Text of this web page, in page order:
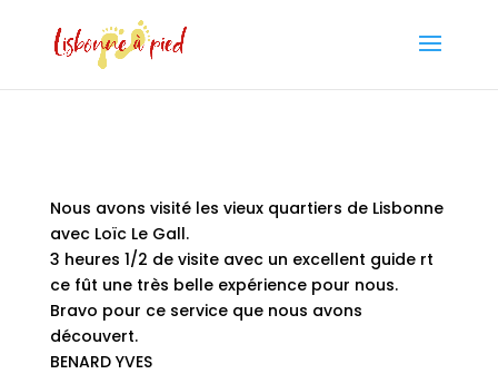
Nous avons visité les vieux quartiers de Lisbonne
avec Loïc Le Gall.
3 heures 1/2 de visite avec un excellent guide rt
ce fût une très belle expérience pour nous.
Bravo pour ce service que nous avons
découvert.
BENARD YVES